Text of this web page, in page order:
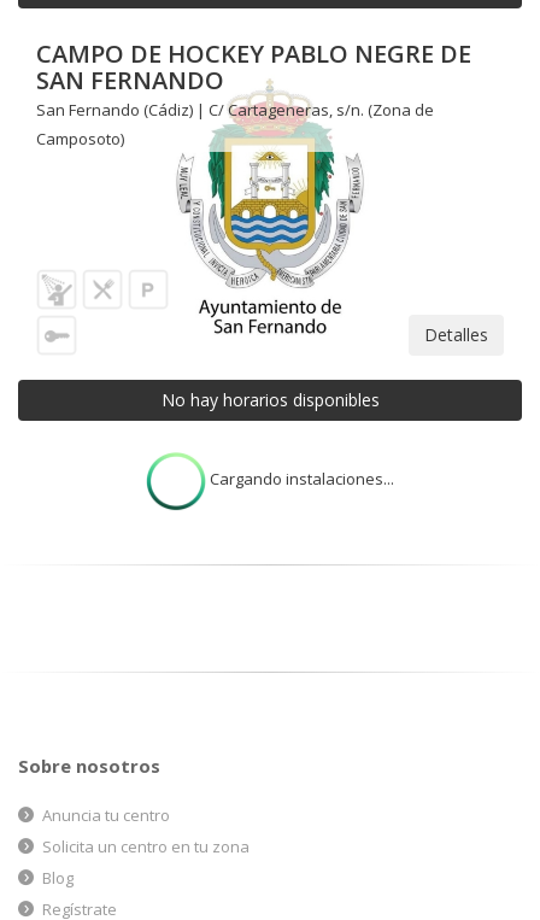
CAMPO DE HOCKEY PABLO NEGRE DE
SAN FERNANDO
San Fernando (Cádiz) | C/ Cartageneras, s/n. (Zona de
Camposoto)
Detalles
No hay horarios disponibles
Cargando instalaciones...
Sobre nosotros
Anuncia tu centro
Solicita un centro en tu zona
Blog
Regístrate